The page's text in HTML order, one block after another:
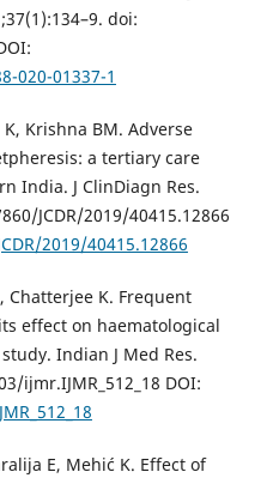
doi:
020-01337-1
Krishna BM. Adverse
a tertiary care
India. J ClinDiagn Res.
JCDR/2019/40415.12866
2019/40415.12866
Chatterjee K. Frequent
effect on haematological
Indian J Med Res.
ijmr.IJMR_512_18 DOI:
E, Mehić K. Effect of